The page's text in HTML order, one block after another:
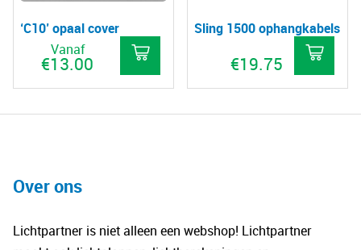
‘C10’ opaal cover
Vanaf
€13.00
Dit
product
kan
Sling 1500 ophangkabels
€19.75
Over ons
Lichtpartner is niet alleen een webshop! Lichtpartner